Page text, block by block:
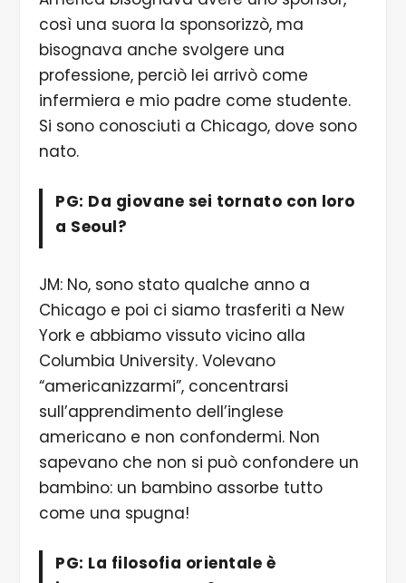
così una suora la sponsorizzò, ma
bisognava anche svolgere una
professione, perciò lei arrivò come
infermiera e mio padre come studente.
Si sono conosciuti a Chicago, dove sono
nato.
PG: Da giovane sei tornato con loro
a Seoul?
JM: No, sono stato qualche anno a
Chicago e poi ci siamo trasferiti a New
York e abbiamo vissuto vicino alla
Columbia University. Volevano
“americanizzarmi”, concentrarsi
sull’apprendimento dell’inglese
americano e non confondermi. Non
sapevano che non si può confondere un
bambino: un bambino assorbe tutto
come una spugna!
PG: La filosofia orientale è